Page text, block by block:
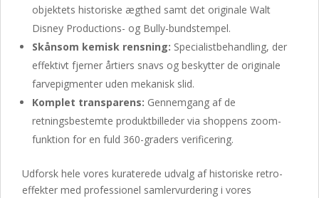
objektets historiske ægthed samt det originale Walt
Disney Productions- og Bully-bundstempel.
Skånsom kemisk rensning: Specialistbehandling, der
effektivt fjerner årtiers snavs og beskytter de originale
farvepigmenter uden mekanisk slid.
Komplet transparens: Gennemgang af de
retningsbestemte produktbilleder via shoppens zoom-
funktion for en fuld 360-graders verificering.
Udforsk hele vores kuraterede udvalg af historiske retro-
effekter med professionel samlervurdering i vores